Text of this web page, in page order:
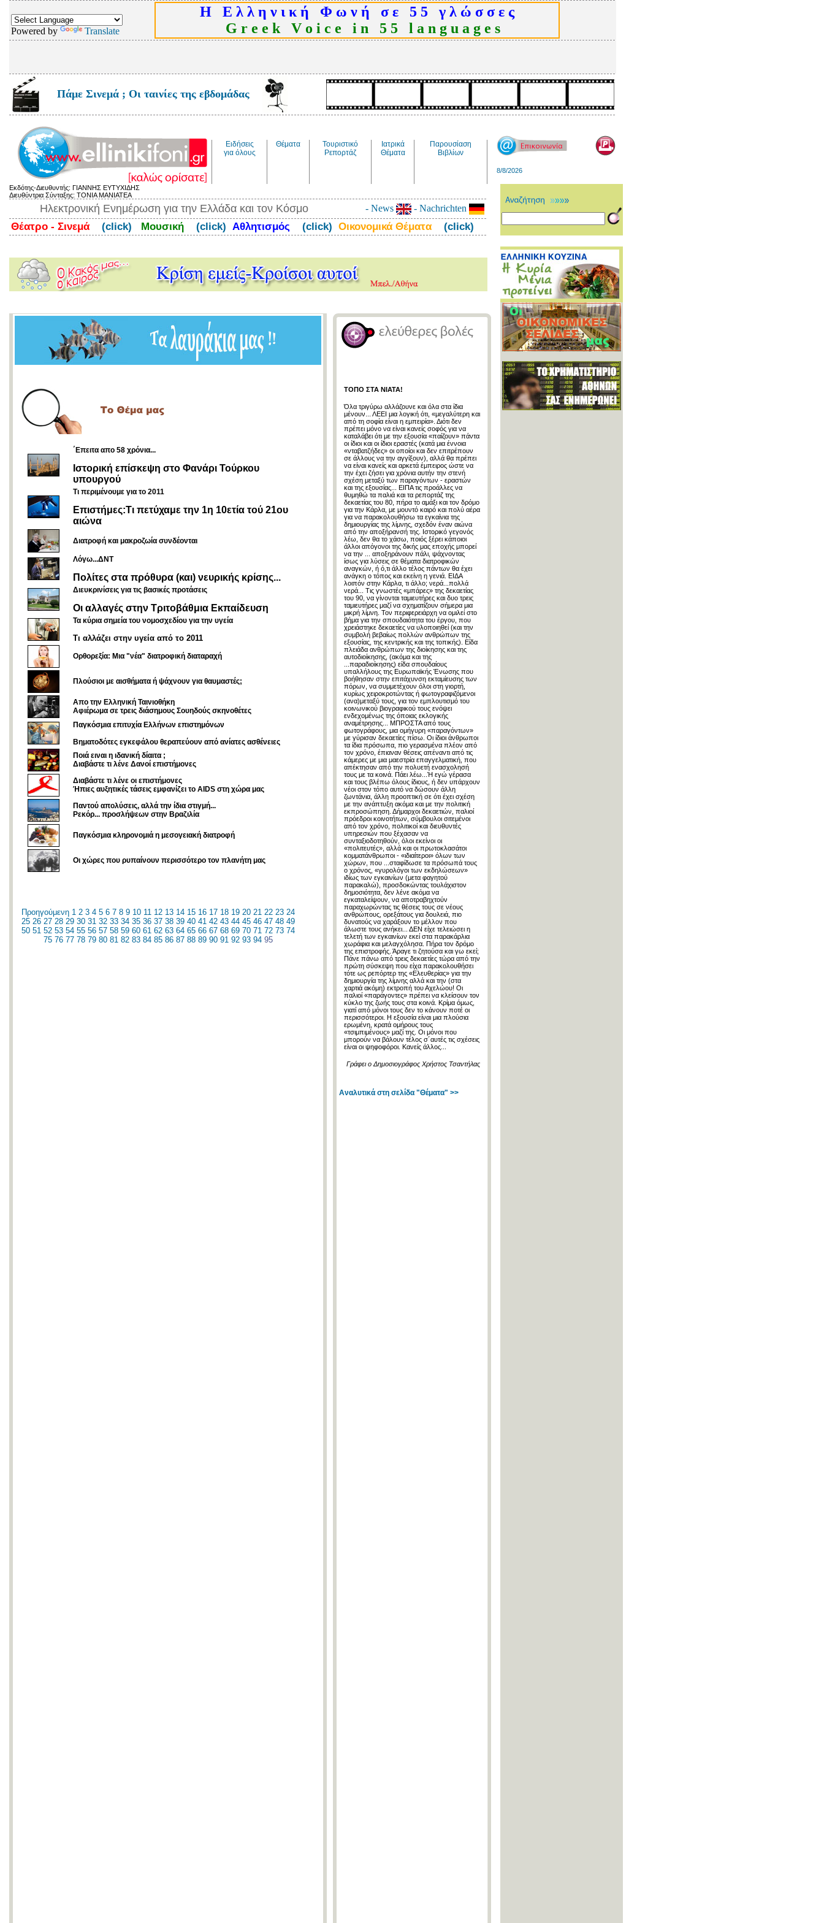
Powered by Translate
Η Ε λ λ η ν ι κ ή Φ ω ν ή σ ε 5 5 γ λ ώ σ σ ε ς
G r e e k V o i c e i n 5 5 l a n g u a g e s
Πάμε Σινεμά ; Οι ταινίες της εβδομάδας
Ειδήσεις
για όλους
Θέματα
Τουριστικό
Ρεπορτάζ
Ιατρικά
Θέματα
Παρουσίαση
Βιβλίων
8/8/2026
Εκδότης-Διευθυντής: ΓΙΑΝΝΗΣ ΕΥΤΥΧΙΔΗΣ
Διευθύντρια Σύνταξης: ΤΟΝΙΑ ΜΑΝΙΑΤΕΑ
Ηλεκτρονική Ενημέρωση για την Ελλάδα και τον Κόσμο - News - Nachrichten
Θέατρο - Σινεμά (click) Μουσική (click) Αθλητισμός (click) Οικονομικά Θέματα (click)
΄Επειτα απο 58 χρόνια...
Ιστορική επίσκεψη στο Φανάρι Τούρκου
υπουργού
Τι περιμένουμε για το 2011
Επιστήμες:Τι πετύχαμε την 1η 10ετία τού 21ου
αιώνα
Διατροφή και μακροζωία συνδέονται
Λόγω...ΔΝΤ
Πολίτες στα πρόθυρα (και) νευρικής κρίσης...
Διευκρινίσεις για τις βασικές προτάσεις
Oι αλλαγές στην Τριτοβάθμια Εκπαίδευση
Τα κύρια σημεία του νομοσχεδίου για την υγεία
Τι αλλάζει στην υγεία από το 2011
Ορθορεξία: Μια "νέα" διατροφική διαταραχή
Πλούσιοι με αισθήματα ή ψάχνουν για θαυμαστές;
Απο την Ελληνική Ταινιοθήκη
Αφιέρωμα σε τρεις διάσημους Σουηδούς σκηνοθέτες
Παγκόσμια επιτυχία Ελλήνων επιστημόνων
Βηματοδότες εγκεφάλου θεραπεύουν από ανίατες ασθένειες
Ποιά ειναι η ιδανική δίαιτα ;
Διαβάστε τι λένε Δανοί επιστήμονες
Διαβάστε τι λένε οι επιστήμονες
Ήπιες αυξητικές τάσεις εμφανίζει το AIDS στη χώρα μας
Παντού απολύσεις, αλλά την ίδια στιγμή...
Ρεκόρ... προσλήψεων στην Βραζιλία
Παγκόσμια κληρονομιά η μεσογειακή διατροφή
Οι χώρες που ρυπαίνουν περισσότερο τον πλανήτη μας
Προηγούμενη 1 2 3 4 5 6 7 8 9 10 11 12 13 14 15 16 17 18 19 20 21 22 23 24
25 26 27 28 29 30 31 32 33 34 35 36 37 38 39 40 41 42 43 44 45 46 47 48 49
50 51 52 53 54 55 56 57 58 59 60 61 62 63 64 65 66 67 68 69 70 71 72 73 74
75 76 77 78 79 80 81 82 83 84 85 86 87 88 89 90 91 92 93 94 95
ΤΟΠΟ ΣΤΑ ΝΙΑΤΑ!
Όλα τριγύρω αλλάζουνε και όλα στα ίδια
μένουν... ΛΕΕΙ μια λογική ότι, «μεγαλύτερη και
από τη σοφία είναι η εμπειρία». Διότι δεν
πρέπει μόνο να είναι κανείς σοφός για να
καταλάβει ότι με την εξουσία «παίζουν» πάντα
οι ίδιοι και οι ίδιοι εραστές (κατά μια έννοια
«νταβατζήδες» οι οποίοι και δεν επιτρέπουν
σε άλλους να την αγγίξουν), αλλά θα πρέπει
να είναι κανείς και αρκετά έμπειρος ώστε να
την έχει ζήσει για χρόνια αυτήν την στενή
σχέση μεταξύ των παραγόντων - εραστών
και της εξουσίας... ΕΙΠΑ τις προάλλες να
θυμηθώ τα παλιά και τα ρεπορτάζ της
δεκαετίας του 80, πήρα το αμάξι και τον δρόμο
για την Κάρλα, με μουντό καιρό και πολύ αέρα
για να παρακολουθήσω τα εγκαίνια της
δημιουργίας της λίμνης, σχεδόν έναν αιώνα
από την αποξήρανσή της. Ιστορικό γεγονός
λέω, δεν θα το χάσω, ποιός ξέρει κάποιοι
άλλοι απόγονοι της δικής μας εποχής μπορεί
να την ... αποξηράνουν πάλι, ψάχνοντας
ίσως για λύσεις σε θέματα διατροφικών
αναγκών, ή ό,τι άλλο τέλος πάντων θα έχει
ανάγκη ο τόπος και εκείνη η γενιά. ΕΙΔΑ
λοιπόν στην Κάρλα, τι άλλο; νερά...πολλά
νερά... Τις γνωστές «μπάρες» της δεκαετίας
του 90, να γίνονται ταμιευτήρες και δυο τρεις
ταμιευτήρες μαζί να σχηματίζουν σήμερα μια
μικρή λίμνη. Τον περιφερειάρχη να ομιλεί στο
βήμα για την σπουδαιότητα του έργου, που
χρειάστηκε δεκαετίες να υλοποιηθεί (και την
συμβολή βεβαίως πολλών ανθρώπων της
εξουσίας, της κεντρικής και της τοπικής). Είδα
πλειάδα ανθρώπων της διοίκησης και της
αυτοδιοίκησης, (ακόμα και της
...παραδιοίκησης) είδα σπουδαίους
υπαλλήλους της Ευρωπαϊκής Ένωσης που
βοήθησαν στην επιτάχυνση εκταμίευσης των
πόρων, να συμμετέχουν όλοι στη γιορτή,
κυρίως χειροκροτώντας ή φωτογραφιζόμενοι
(ανα)μεταξύ τους, για τον εμπλουτισμό του
κοινωνικού βιογραφικού τους ενόψει
ενδεχομένως της όποιας εκλογικής
αναμέτρησης... ΜΠΡΟΣΤΑ από τους
φωτογράφους, μια ομήγυρη «παραγόντων»
με γύρισαν δεκαετίες πίσω. Οι ίδιοι άνθρωποι
τα ίδια πρόσωπα, πιο γερασμένα πλέον από
τον χρόνο, έπιαναν θέσεις απέναντι από τις
κάμερες με μια μαεστρία επαγγελματική, που
απέκτησαν από την πολυετή ενασχολησή
τους με τα κοινά. Πάει λέω...Ή εγώ γέρασα
και τους βλέπω όλους ίδιους, ή δεν υπάρχουν
νέοι στον τόπο αυτό να δώσουν άλλη
ζωντάνια, άλλη προοπτική σε ότι έχει σχέση
με την ανάπτυξη ακόμα και με την πολιτική
εκπροσώπηση. Δήμαρχοι δεκαετιών, παλιοί
πρόεδροι κοινοτήτων, σύμβουλοι σιτεμένοι
από τον χρόνο, πολιτικοί και διευθυντές
υπηρεσιών που ξέχασαν να
συνταξιοδοτηθούν, όλοι εκείνοι οι
«πολιτευτές», αλλά και οι πρωτοκλασάτοι
κομματάνθρωποι - «ιδιαίτεροι» όλων των
χώρων, που ...σταφίδωσε τα πρόσωπά τους
ο χρόνος, «γυρολόγοι των εκδηλώσεων»
ιδίως των εγκαινίων (μετα φαγητού
παρακαλώ), προσδοκώντας τουλάχιστον
δημοσιότητα, δεν λένε ακόμα να
εγκαταλείψουν, να αποτραβηχτούν
παραχωρώντας τις θέσεις τους σε νέους
ανθρώπους, ορεξάτους για δουλειά, πιο
δυνατούς να χαράξουν το μέλλον που
άλωστε τους ανήκει... ΔΕΝ είχε τελειώσει η
τελετή των εγκαινίων εκεί στα παρακάρλια
χωράφια και μελαγχόλησα. Πήρα τον δρόμο
της επιστροφής. Άραγε τι ζητούσα και γω εκεί;
Πάνε πάνω από τρεις δεκαετίες τώρα από την
πρώτη σύσκεψη που είχα παρακολουθήσει
τότε ως ρεπόρτερ της «Ελευθερίας» για την
δημιουργία της λίμνης αλλά και την (στα
χαρτιά ακόμη) εκτροπή του Αχελώου! Οι
παλιοί «παράγοντες» πρέπει να κλείσουν τον
κύκλο της ζωής τους στα κοινά. Κρίμα όμως,
γιατί από μόνοι τους δεν το κάνουν ποτέ οι
περισσότεροι. Η εξουσία είναι μια πλούσια
ερωμένη, κρατά ομήρους τους
«τσιμπιμένους» μαζί της. Οι μόνοι που
μπορούν να βάλουν τέλος σ´αυτές τις σχέσεις
είναι οι ψηφοφόροι. Κανείς άλλος...
Γράφει ο Δημοσιογράφος Χρήστος Τσαντήλας
Αναλυτικά στη σελίδα "Θέματα" >>